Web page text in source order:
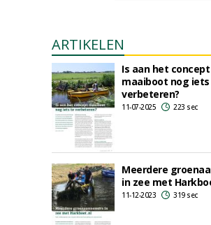
ARTIKELEN
Is aan het concept
maaiboot nog
verbeteren?
11-07-2025 223 sec
Meerdere
in zee met
11-12-2023 319 sec